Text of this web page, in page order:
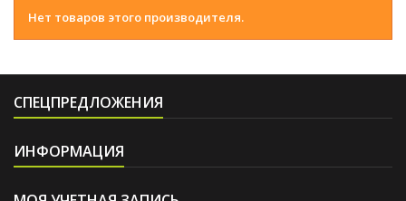
Нет товаров этого производителя.
СПЕЦПРЕДЛОЖЕНИЯ
ИНФОРМАЦИЯ